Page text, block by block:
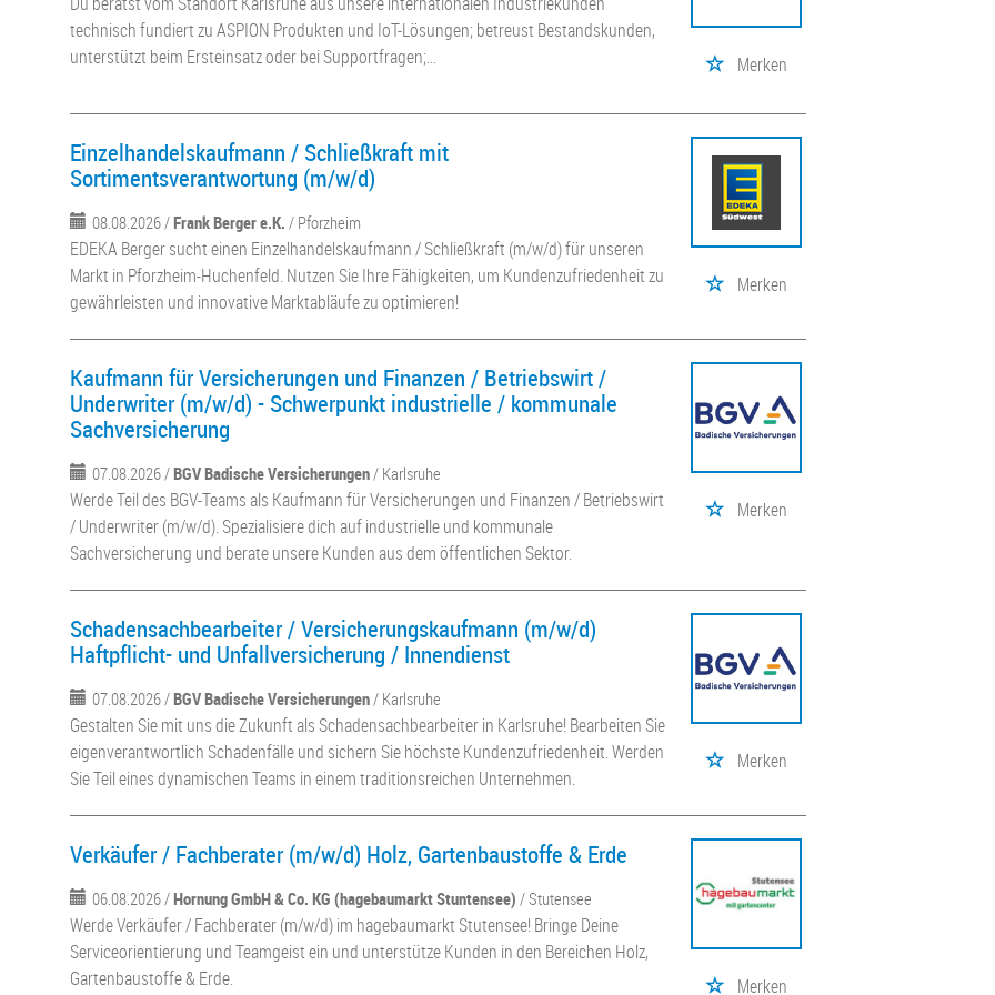
technisch fundiert zu ASPION Produkten und IoT-Lösungen; betreust Bestandskunden,
unterstützt beim Ersteinsatz oder bei Supportfragen;...
Merken
Einzelhandelskaufmann / Schließkraft mit
Sortimentsverantwortung (m/w/d)
08.08.2026 /Frank Berger e.K. / Pforzheim
EDEKA Berger sucht einen Einzelhandelskaufmann / Schließkraft (m/w/d) für unseren
Markt in Pforzheim-Huchenfeld. Nutzen Sie Ihre Fähigkeiten, um Kundenzufriedenheit zu
gewährleisten und innovative Marktabläufe zu optimieren!
Merken
Kaufmann für Versicherungen und Finanzen / Betriebswirt /
Underwriter (m/w/d) - Schwerpunkt industrielle / kommunale
Sachversicherung
07.08.2026 /BGV Badische Versicherungen/ Karlsruhe
Werde Teil des BGV-Teams als Kaufmann für Versicherungen und Finanzen / Betriebswirt
/ Underwriter (m/w/d). Spezialisiere dich auf industrielle und kommunale
Sachversicherung und berate unsere Kunden aus dem öffentlichen Sektor.
Merken
Schadensachbearbeiter / Versicherungskaufmann (m/w/d)
Haftpflicht- und Unfallversicherung / Innendienst
07.08.2026 /BGV Badische Versicherungen/ Karlsruhe
Gestalten Sie mit uns die Zukunft als Schadensachbearbeiter in Karlsruhe! Bearbeiten Sie
eigenverantwortlich Schadenfälle und sichern Sie höchste Kundenzufriedenheit. Werden
Sie Teil eines dynamischen Teams in einem traditionsreichen Unternehmen.
Merken
Verkäufer / Fachberater (m/w/d) Holz, Gartenbaustoffe & Erde
06.08.2026 /Hornung GmbH & Co. KG (hagebaumarkt Stuntensee) / Stutensee
Werde Verkäufer / Fachberater (m/w/d) im hagebaumarkt Stutensee! Bringe Deine
Serviceorientierung und Teamgeist ein und unterstütze Kunden in den Bereichen Holz,
Gartenbaustoffe & Erde.
Merken